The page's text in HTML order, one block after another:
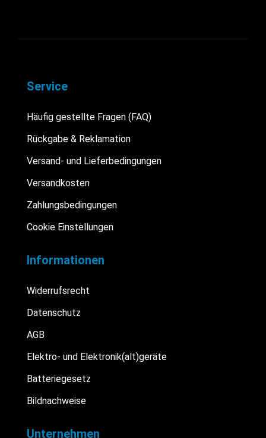
Service
Häufig gestellte Fragen (FAQ)
Rückgabe & Reklamation
Versand- und Lieferbedingungen
Versandkosten
Zahlungsbedingungen
Cookie Einstellungen
Informationen
Widerrufsrecht
Datenschutz
AGB
Elektro- und Elektronik(alt)geräte
Batteriegesetz
Bildnachweise
Unternehmen